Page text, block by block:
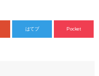
はてブ Pocket